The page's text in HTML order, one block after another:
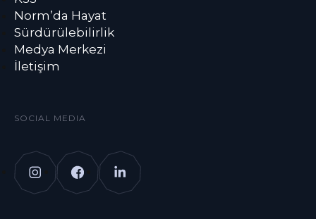
Norm’da Hayat
Sürdürülebilirlik
Medya Merkezi
İletişim
SOCIAL MEDIA